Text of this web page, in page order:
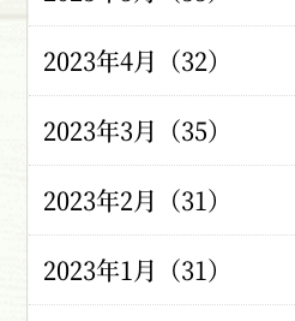
2023年4月（32）
2023年3月（35）
2023年2月（31）
2023年1月（31）